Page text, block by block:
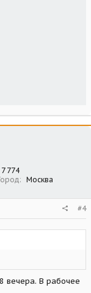
7 774
Москва
#4
вечера. В рабочее